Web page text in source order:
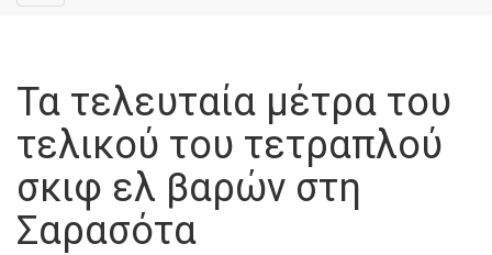
navigation
Τα τελευταία μέτρα του
τελικού του τετραπλού
σκιφ ελ βαρών στη
Σαρασότα